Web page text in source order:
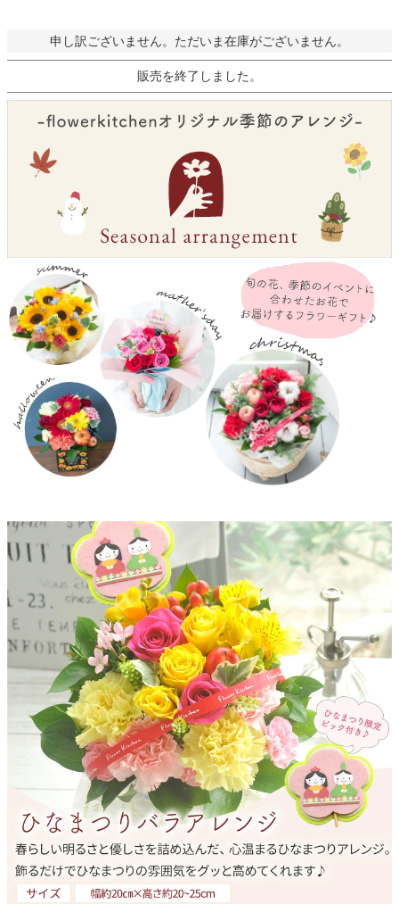
申し訳ございません。ただいま在庫がございません。
販売を終了しました。